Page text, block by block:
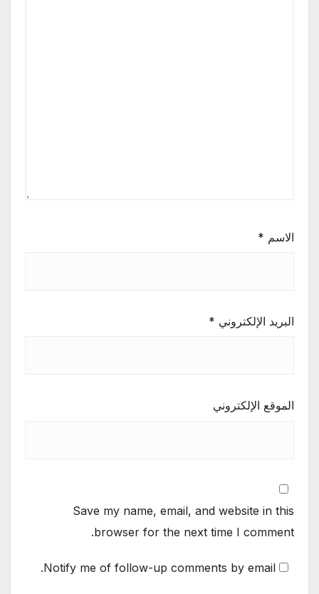
الاسم *
البريد الإلكتروني *
الموقع الإلكتروني
Save my name, email, and website in this
browser for the next time I comment.
Notify me of follow-up comments by email.